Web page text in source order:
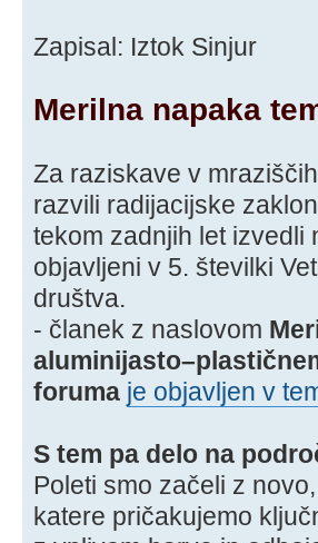
Zapisal: Iztok Sinjur
Merilna napaka
Za raziskave v
razvili radijacijske
tekom zadnjih let izvedli
objavljeni v 5. številki
društva.
- članek z naslovom
foruma je objavljen v
S tem pa delo na
Poleti smo začeli z
katere pričakujemo